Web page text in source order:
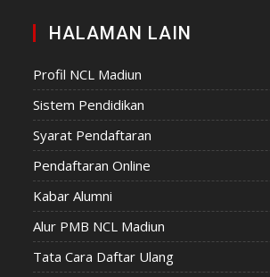
HALAMAN LAIN
Profil NCL Madiun
Sistem Pendidikan
Syarat Pendaftaran
Pendaftaran Online
Kabar Alumni
Alur PMB NCL Madiun
Tata Cara Daftar Ulang